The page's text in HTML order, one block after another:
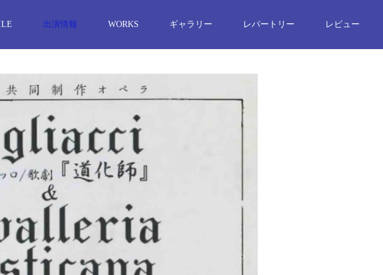
出演情報 WORKS ギャラリー レパートリー レビュー